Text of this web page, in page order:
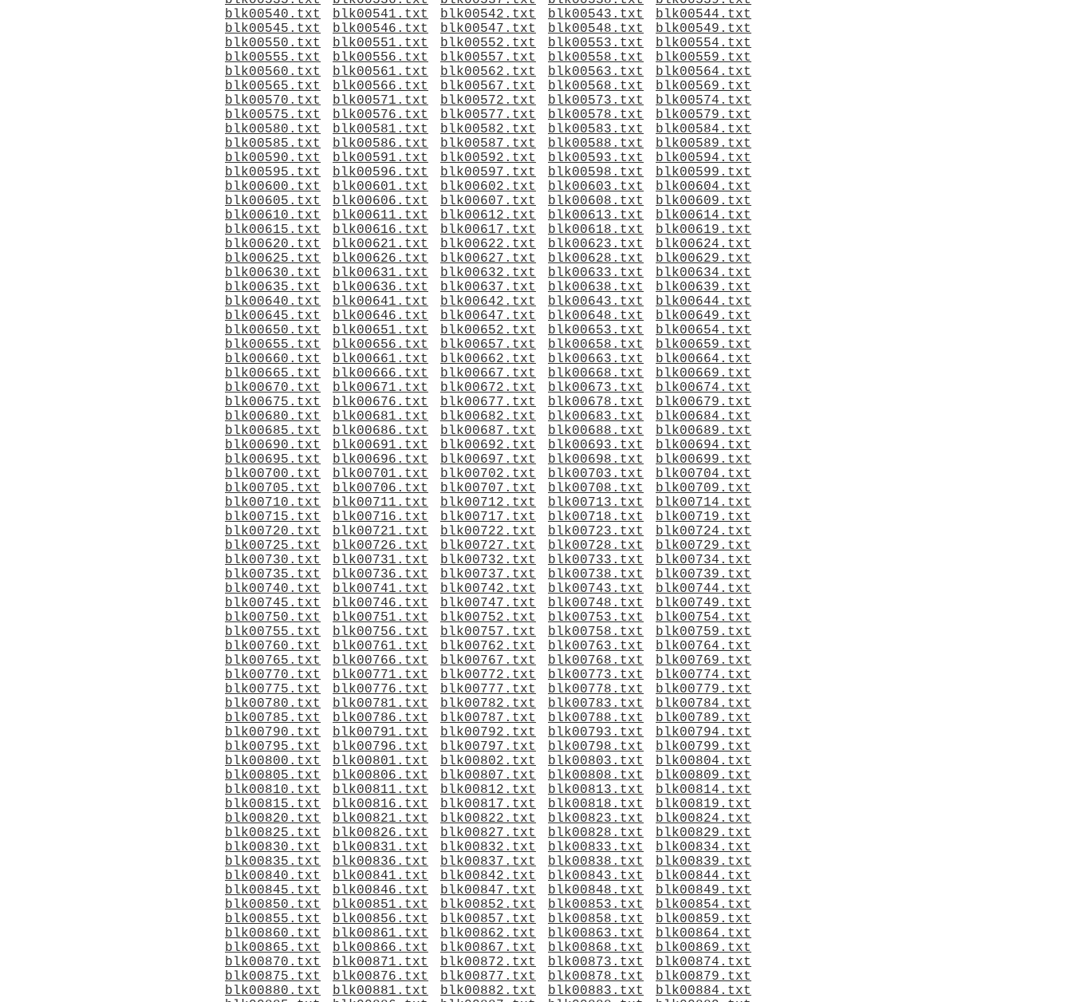
blk00540.txt
blk00541.txt blk00542.txt blk00543.txt
blk00544.txt
blk00545.txt
blk00546.txt blk00547.txt blk00548.txt
blk00549.txt
blk00550.txt
blk00551.txt blk00552.txt blk00553.txt
blk00554.txt
blk00555.txt
blk00556.txt blk00557.txt blk00558.txt
blk00559.txt
blk00560.txt
blk00561.txt blk00562.txt blk00563.txt
blk00564.txt
blk00565.txt
blk00566.txt blk00567.txt blk00568.txt
blk00569.txt
blk00570.txt
blk00571.txt blk00572.txt blk00573.txt
blk00574.txt
blk00575.txt
blk00576.txt blk00577.txt blk00578.txt
blk00579.txt
blk00580.txt
blk00581.txt blk00582.txt blk00583.txt
blk00584.txt
blk00585.txt
blk00586.txt blk00587.txt blk00588.txt
blk00589.txt
blk00590.txt
blk00591.txt blk00592.txt blk00593.txt
blk00594.txt
blk00595.txt
blk00596.txt blk00597.txt blk00598.txt
blk00599.txt
blk00600.txt
blk00601.txt blk00602.txt blk00603.txt
blk00604.txt
blk00605.txt
blk00606.txt blk00607.txt blk00608.txt
blk00609.txt
blk00610.txt
blk00611.txt blk00612.txt blk00613.txt
blk00614.txt
blk00615.txt
blk00616.txt blk00617.txt blk00618.txt
blk00619.txt
blk00620.txt
blk00621.txt blk00622.txt blk00623.txt
blk00624.txt
blk00625.txt
blk00626.txt blk00627.txt blk00628.txt
blk00629.txt
blk00630.txt
blk00631.txt blk00632.txt blk00633.txt
blk00634.txt
blk00635.txt
blk00636.txt blk00637.txt blk00638.txt
blk00639.txt
blk00640.txt
blk00641.txt blk00642.txt blk00643.txt
blk00644.txt
blk00645.txt
blk00646.txt blk00647.txt blk00648.txt
blk00649.txt
blk00650.txt
blk00651.txt blk00652.txt blk00653.txt
blk00654.txt
blk00655.txt
blk00656.txt blk00657.txt blk00658.txt
blk00659.txt
blk00660.txt
blk00661.txt blk00662.txt blk00663.txt
blk00664.txt
blk00665.txt
blk00666.txt blk00667.txt blk00668.txt
blk00669.txt
blk00670.txt
blk00671.txt blk00672.txt blk00673.txt
blk00674.txt
blk00675.txt
blk00676.txt blk00677.txt blk00678.txt
blk00679.txt
blk00680.txt
blk00681.txt blk00682.txt blk00683.txt
blk00684.txt
blk00685.txt
blk00686.txt blk00687.txt blk00688.txt
blk00689.txt
blk00690.txt
blk00691.txt blk00692.txt blk00693.txt
blk00694.txt
blk00695.txt
blk00696.txt blk00697.txt blk00698.txt
blk00699.txt
blk00700.txt
blk00701.txt blk00702.txt blk00703.txt
blk00704.txt
blk00705.txt
blk00706.txt blk00707.txt blk00708.txt
blk00709.txt
blk00710.txt
blk00711.txt blk00712.txt blk00713.txt
blk00714.txt
blk00715.txt
blk00716.txt blk00717.txt blk00718.txt
blk00719.txt
blk00720.txt
blk00721.txt blk00722.txt blk00723.txt
blk00724.txt
blk00725.txt
blk00726.txt blk00727.txt blk00728.txt
blk00729.txt
blk00730.txt
blk00731.txt blk00732.txt blk00733.txt
blk00734.txt
blk00735.txt
blk00736.txt blk00737.txt blk00738.txt
blk00739.txt
blk00740.txt
blk00741.txt blk00742.txt blk00743.txt
blk00744.txt
blk00745.txt
blk00746.txt blk00747.txt blk00748.txt
blk00749.txt
blk00750.txt
blk00751.txt blk00752.txt blk00753.txt
blk00754.txt
blk00755.txt
blk00756.txt blk00757.txt blk00758.txt
blk00759.txt
blk00760.txt
blk00761.txt blk00762.txt blk00763.txt
blk00764.txt
blk00765.txt
blk00766.txt blk00767.txt blk00768.txt
blk00769.txt
blk00770.txt
blk00771.txt blk00772.txt blk00773.txt
blk00774.txt
blk00775.txt
blk00776.txt blk00777.txt blk00778.txt
blk00779.txt
blk00780.txt
blk00781.txt blk00782.txt blk00783.txt
blk00784.txt
blk00785.txt
blk00786.txt blk00787.txt blk00788.txt
blk00789.txt
blk00790.txt
blk00791.txt blk00792.txt blk00793.txt
blk00794.txt
blk00795.txt
blk00796.txt blk00797.txt blk00798.txt
blk00799.txt
blk00800.txt
blk00801.txt blk00802.txt blk00803.txt
blk00804.txt
blk00805.txt
blk00806.txt blk00807.txt blk00808.txt
blk00809.txt
blk00810.txt
blk00811.txt blk00812.txt blk00813.txt
blk00814.txt
blk00815.txt
blk00816.txt blk00817.txt blk00818.txt
blk00819.txt
blk00820.txt
blk00821.txt blk00822.txt blk00823.txt
blk00824.txt
blk00825.txt
blk00826.txt blk00827.txt blk00828.txt
blk00829.txt
blk00830.txt
blk00831.txt blk00832.txt blk00833.txt
blk00834.txt
blk00835.txt
blk00836.txt blk00837.txt blk00838.txt
blk00839.txt
blk00840.txt
blk00841.txt blk00842.txt blk00843.txt
blk00844.txt
blk00845.txt
blk00846.txt blk00847.txt blk00848.txt
blk00849.txt
blk00850.txt
blk00851.txt blk00852.txt blk00853.txt
blk00854.txt
blk00855.txt
blk00856.txt blk00857.txt blk00858.txt
blk00859.txt
blk00860.txt
blk00861.txt blk00862.txt blk00863.txt
blk00864.txt
blk00865.txt
blk00866.txt blk00867.txt blk00868.txt
blk00869.txt
blk00870.txt
blk00871.txt blk00872.txt blk00873.txt
blk00874.txt
blk00875.txt
blk00876.txt blk00877.txt blk00878.txt
blk00879.txt
blk00880.txt
blk00881.txt blk00882.txt blk00883.txt
blk00884.txt